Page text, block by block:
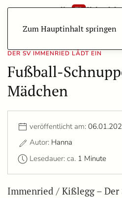
Zum Hauptinhalt springen
DER SV IMMENRIED LÄDT EIN
Fußball-
Mädchen
veröffentlicht am:
Autor: Hanna
Lesedauer: ca. 1 Minute
Immenried / Kißlegg –